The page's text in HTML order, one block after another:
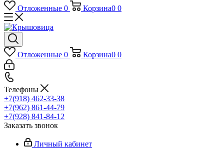
Отложенные 0 Корзина0 0
Отложенные 0 Корзина0 0
Телефоны
+7(918) 462-33-38
+7(962) 861-44-79
+7(928) 841-84-12
Заказать звонок
Личный кабинет